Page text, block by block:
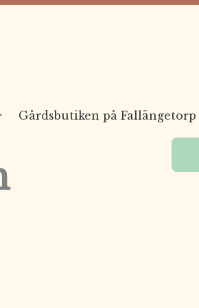
Gårdsbutiken på Fallängetorp